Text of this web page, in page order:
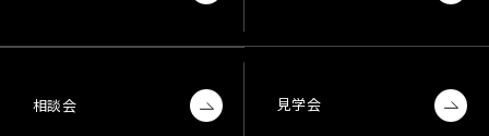
相談会 見学会